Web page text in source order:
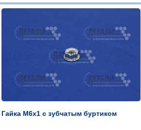
Гайка М6х1 с зубчатым буртиком